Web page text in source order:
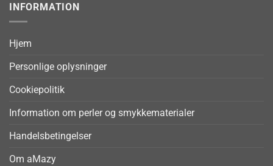
INFORMATION
Hjem
Personlige oplysninger
Cookiepolitik
Information om perler og smykkematerialer
Handelsbetingelser
Om aMazy